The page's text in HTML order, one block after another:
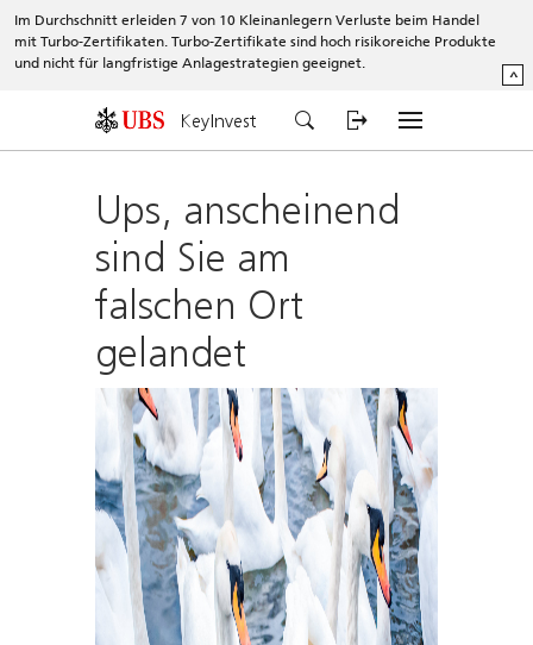
Im Durchschnitt erleiden 7 von 10 Kleinanlegern Verluste beim Handel
mit Turbo-Zertifikaten. Turbo-Zertifikate sind hoch risikoreiche Produkte
und nicht für langfristige Anlagestrategien geeignet.
^
KeyInvest
Ups, anscheinend
sind Sie am
falschen Ort
gelandet